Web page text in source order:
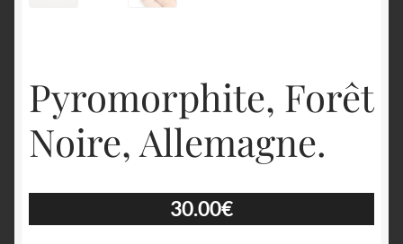
Pyromorphite, Forêt
Noire, Allemagne.
30.00€